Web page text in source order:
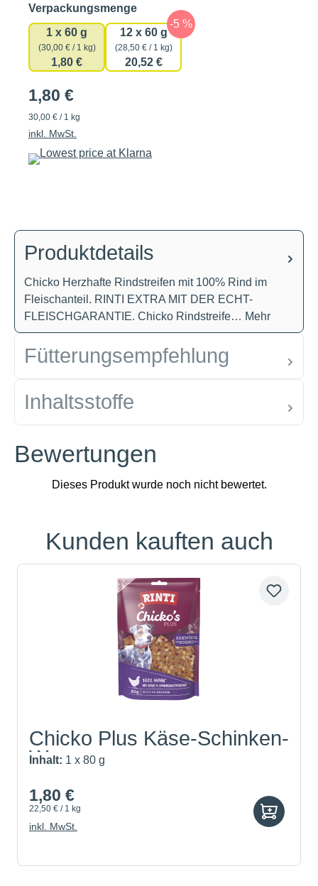
Verpackungsmengeauswählen
1 x 60 g
(30,00 € / 1 kg)
1,80 €
12 x 60 g
(28,50 € / 1 kg)
20,52 €
1,80 €
30,00 € / 1 kg
inkl. MwSt.
Produktdetails
Chicko Herzhafte Rindstreifen mit 100% Rind im
Fleischanteil. RINTI EXTRA MIT DER ECHT-
FLEISCHGARANTIE. Chicko Rindstreife… Mehr
Fütterungsempfehlung
Inhaltsstoffe
Bewertungen
Produktgalerie überspringen
Kunden kauften auch
Chicko Plus Käse-Schinken-
W...
Inhalt: 1 x 80 g
1,80 €
22,50 € / 1 kg
inkl. MwSt.